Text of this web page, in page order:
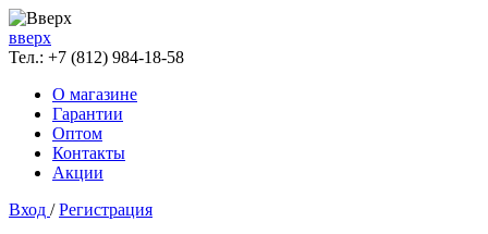
вверх
Тел.: +7 (812) 984-18-58
О магазине
Гарантии
Оптом
Контакты
Акции
Вход /Регистрация